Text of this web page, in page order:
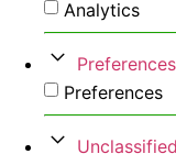
Analytics
Preferences
Preferences
Unclassified